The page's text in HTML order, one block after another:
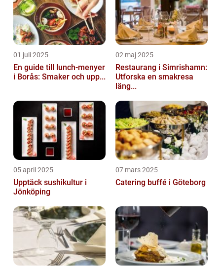
01 juli 2025
En guide till lunch-menyer
i Borås: Smaker och upp...
02 maj 2025
Restaurang i Simrishamn:
Utforska en smakresa
läng...
05 april 2025
Upptäck sushikultur i
Jönköping
07 mars 2025
Catering buffé i Göteborg